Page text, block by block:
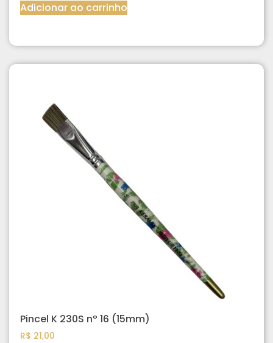
Adicionar ao carrinho
Pincel K 230S nº 16 (15mm)
R$ 21,00